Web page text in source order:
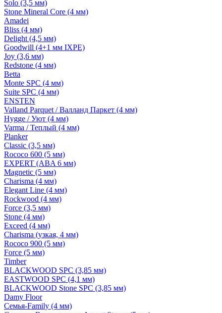
Solo (3,5 мм)
Stone Mineral Core (4 мм)
Amadei
Bliss (4 мм)
Delight (4,5 мм)
Goodwill (4+1 мм IXPE)
Joy (3,6 мм)
Redstone (4 мм)
Betta
Monte SPC (4 мм)
Suite SPC (4 мм)
ENSTEN
Valland Parquet / Валланд Паркет (4 мм)
Hygge / Уют (4 мм)
Varma / Теплый (4 мм)
Planker
Classic (3,5 мм)
Rococo 600 (5 мм)
EXPERT (ABA 6 мм)
Magnetic (5 мм)
Charisma (4 мм)
Elegant Line (4 мм)
Rockwood (4 мм)
Force (3,5 мм)
Stone (4 мм)
Exceed (4 мм)
Charisma (узкая, 4 мм)
Rococo 900 (5 мм)
Force (5 мм)
Timber
BLACKWOOD SPC (3,85 мм)
EASTWOOD SPC (4,1 мм)
BLACKWOOD Stone SPC (3,85 мм)
Damy Floor
Семья-Family (4 мм)